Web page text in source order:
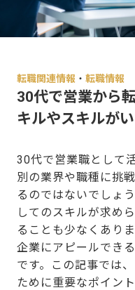
転職関連情報 ・ 転職情報
30代で営業から
キルやスキルが
30代で営業職として
別の業界や職種に挑
るのではないでしょ
してのスキルが求め
ることも少なくあり
企業にアピールでき
です。この記事では
ために重要なポイン